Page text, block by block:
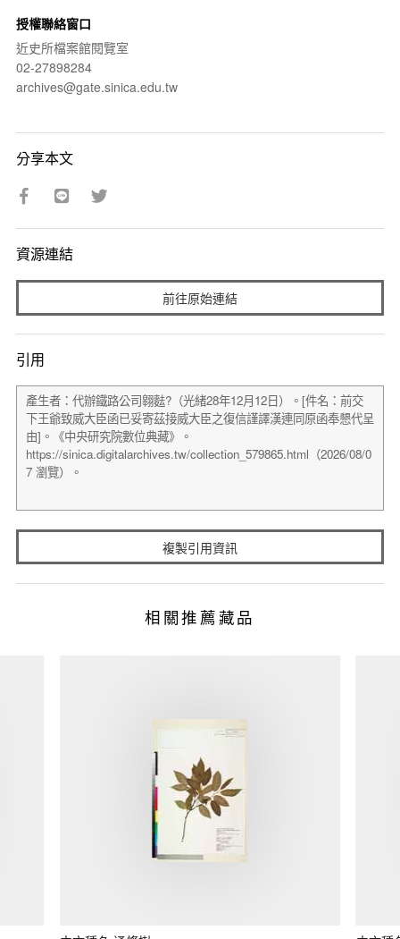
授權聯絡窗口
近史所檔案館閱覽室
02-27898284
archives@gate.sinica.edu.tw
分享本文
資源連結
前往原始連結
引用
複製引用資訊
相關推薦藏品